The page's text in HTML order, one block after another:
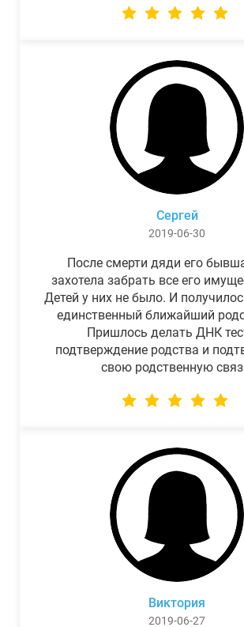
Сергей
2019-06-30
После смерти дяди его
захотела забрать все его
Детей у них не было. И
единственный ближайший
Пришлось делать ДНК
подтверждение родства и
свою родственную
Виктория
2019-06-27